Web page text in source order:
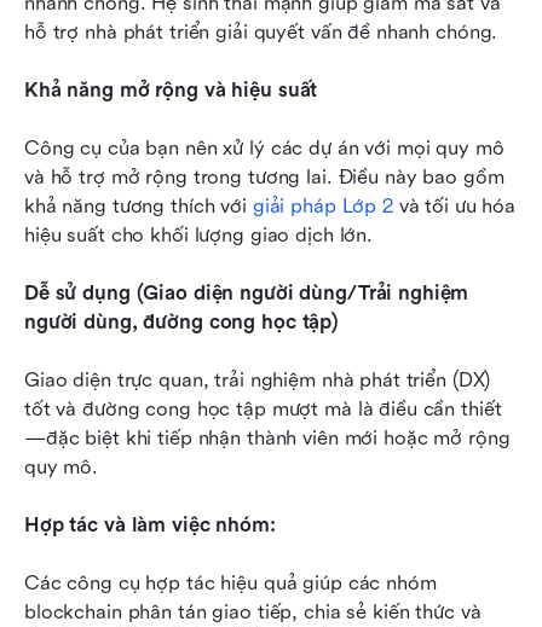
hỗ trợ nhà phát triển giải quyết vấn đề nhanh chóng.
Khả năng mở rộng và hiệu suất
Công cụ của bạn nên xử lý các dự án với mọi quy mô
và hỗ trợ mở rộng trong tương lai. Điều này bao gồm
khả năng tương thích với giải pháp Lớp 2 và tối ưu hóa
hiệu suất cho khối lượng giao dịch lớn.
Dễ sử dụng (Giao diện người dùng/Trải nghiệm
người dùng, đường cong học tập)
Giao diện trực quan, trải nghiệm nhà phát triển (DX)
tốt và đường cong học tập mượt mà là điều cần thiết
—đặc biệt khi tiếp nhận thành viên mới hoặc mở rộng
quy mô.
Hợp tác và làm việc nhóm:
Các công cụ hợp tác hiệu quả giúp các nhóm
blockchain phân tán giao tiếp, chia sẻ kiến thức và